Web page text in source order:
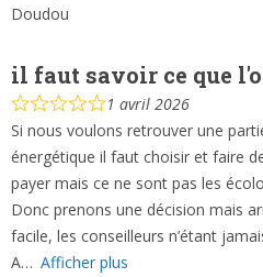
Doudou
il faut savoir ce que
1 avril 2026
Si nous voulons retrouver une
énergétique il faut choisir et faire
payer mais ce ne sont pas les
Donc prenons une décision mais
facile, les conseilleurs n’étant
A
Afficher plus